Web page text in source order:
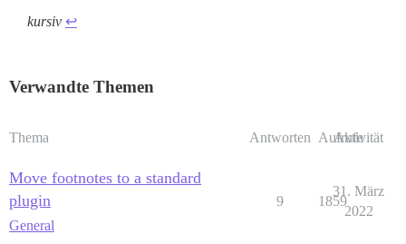
kursiv ↩︎
Verwandte Themen
Thema Antworten Aufrufe
Aktivität
Move footnotes to a standard
plugin
General
9 1859
31. März
2022